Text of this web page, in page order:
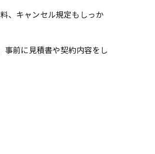
、キャンセル規定もしっか
事前に見積書や契約内容をし